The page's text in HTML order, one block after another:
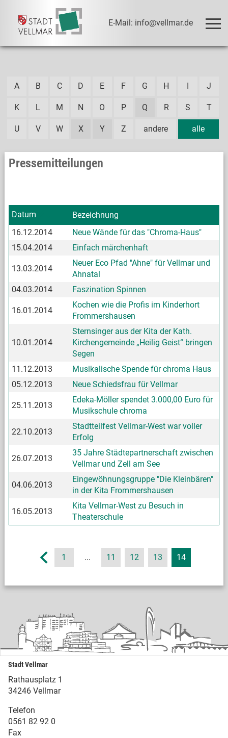
E-Mail: info@vellmar.de
alle
A B C D E F G H I J
K L M N O P Q R S T
U V W X Y Z andere
Pressemitteilungen
Datum
Bezeichnung
16.12.2014
Neue Wände für das "Chroma-Haus"
15.04.2014
Einfach märchenhaft
13.03.2014
Neuer Eco Pfad "Ahne" für Vellmar und
Ahnatal
04.03.2014
Faszination Spinnen
16.01.2014
Kochen wie die Profis im Kinderhort
Frommershausen
10.01.2014
Sternsinger aus der Kita der Kath.
Kirchengemeinde „Heilig Geist“ bringen
Segen
11.12.2013
Musikalische Spende für chroma Haus
05.12.2013
Neue Schiedsfrau für Vellmar
25.11.2013
Edeka-Möller spendet 3.000,00 Euro für
Musikschule chroma
22.10.2013
Stadtteilfest Vellmar-West war voller
Erfolg
26.07.2013
35 Jahre Städtepartnerschaft zwischen
Vellmar und Zell am See
04.06.2013
Eingewöhnungsgruppe "Die Kleinbären"
in der Kita Frommershausen
16.05.2013
Kita Vellmar-West zu Besuch in
Theaterschule
1 ... 11 12 13 14
Stadt Vellmar
Rathausplatz 1
34246 Vellmar
Telefon
0561 82 92 0
Fax